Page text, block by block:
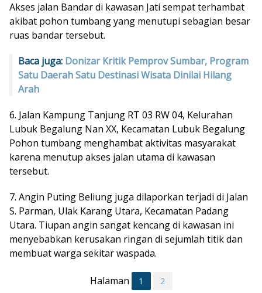
Akses jalan Bandar di kawasan Jati sempat terhambat
akibat pohon tumbang yang menutupi sebagian besar
ruas bandar tersebut.
Baca juga: Donizar Kritik Pemprov Sumbar, Program
Satu Daerah Satu Destinasi Wisata Dinilai Hilang
Arah
6. Jalan Kampung Tanjung RT 03 RW 04, Kelurahan
Lubuk Begalung Nan XX, Kecamatan Lubuk Begalung
Pohon tumbang menghambat aktivitas masyarakat
karena menutup akses jalan utama di kawasan
tersebut.
7. Angin Puting Beliung juga dilaporkan terjadi di Jalan
S. Parman, Ulak Karang Utara, Kecamatan Padang
Utara. Tiupan angin sangat kencang di kawasan ini
menyebabkan kerusakan ringan di sejumlah titik dan
membuat warga sekitar waspada.
Halaman 1 2